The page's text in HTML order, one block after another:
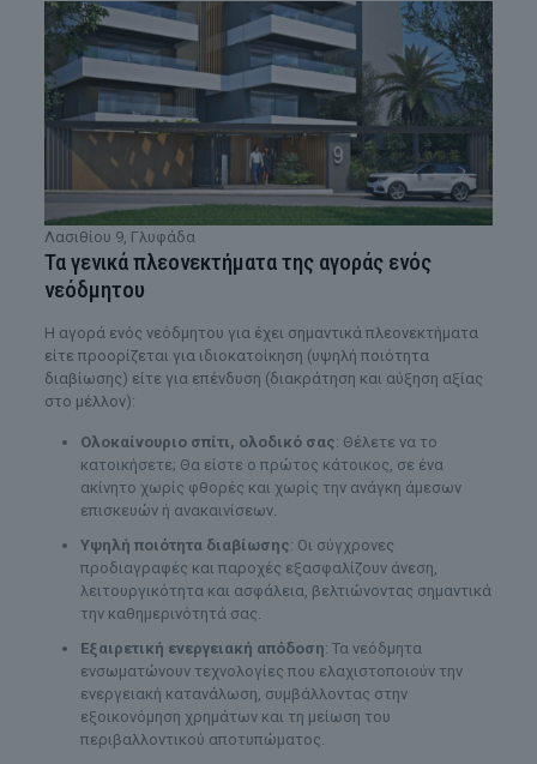
Λασιθίου 9, Γλυφάδα
Τα γενικά πλεονεκτήματα της αγοράς ενός
νεόδμητου
Η αγορά ενός νεόδμητου για έχει σημαντικά πλεονεκτήματα
είτε προορίζεται για ιδιοκατοίκηση (υψηλή ποιότητα
διαβίωσης) είτε για επένδυση (διακράτηση και αύξηση αξίας
στο μέλλον):
Ολοκαίνουριο σπίτι, ολοδικό σας: Θέλετε να το
κατοικήσετε; Θα είστε ο πρώτος κάτοικος, σε ένα
ακίνητο χωρίς φθορές και χωρίς την ανάγκη άμεσων
επισκευών ή ανακαινίσεων.
Υψηλή ποιότητα διαβίωσης: Οι σύγχρονες
προδιαγραφές και παροχές εξασφαλίζουν άνεση,
λειτουργικότητα και ασφάλεια, βελτιώνοντας σημαντικά
την καθημερινότητά σας.
Εξαιρετική ενεργειακή απόδοση: Τα νεόδμητα
ενσωματώνουν τεχνολογίες που ελαχιστοποιούν την
ενεργειακή κατανάλωση, συμβάλλοντας στην
εξοικονόμηση χρημάτων και τη μείωση του
περιβαλλοντικού αποτυπώματος.